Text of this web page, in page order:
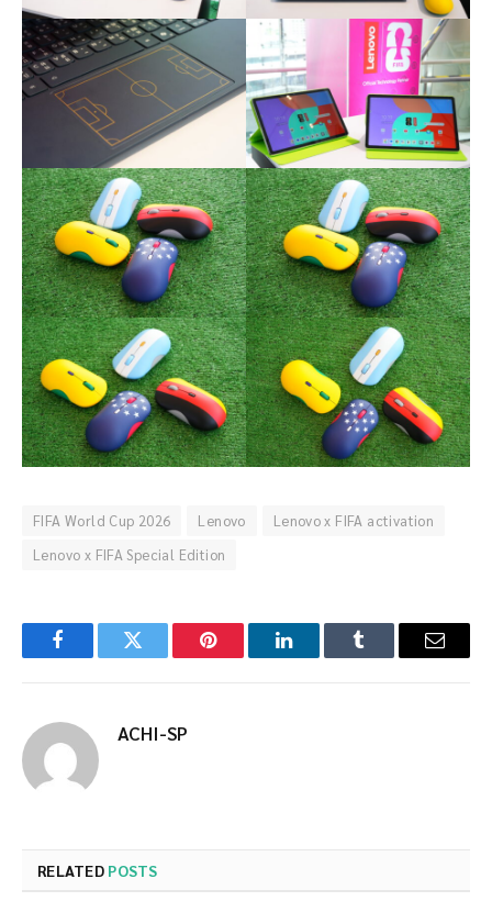
FIFA World Cup 2026 Lenovo
Lenovo x FIFA activation
Lenovo x FIFA Special Edition
FacebookTwitter Pinterest LinkedInTumblr Email
ACHI-SP
RELATED POSTS